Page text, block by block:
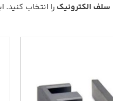
الکترونیک را انتخاب